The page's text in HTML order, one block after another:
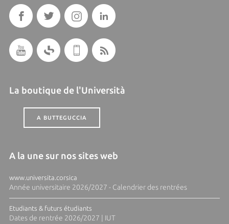
La boutique de l'Università
A BUTTEGUCCIA
A la une sur nos sites web
www.universita.corsica
Année universitaire 2026/2027 - Calendrier des rentrées
Etudiants & futurs étudiants
Dates de rentrée 2026/2027 | IUT